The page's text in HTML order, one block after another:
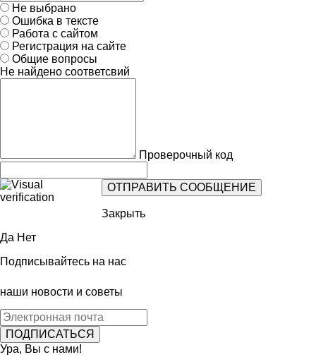
Не выбрано
Ошибка в тексте
Работа с сайтом
Регистрация на сайте
Общие вопросы
Не найдено соответсвий
Проверочный код
Закрыть
Да Нет
Подписывайтесь на нас
наши новости и советы
Ура, Вы с нами!